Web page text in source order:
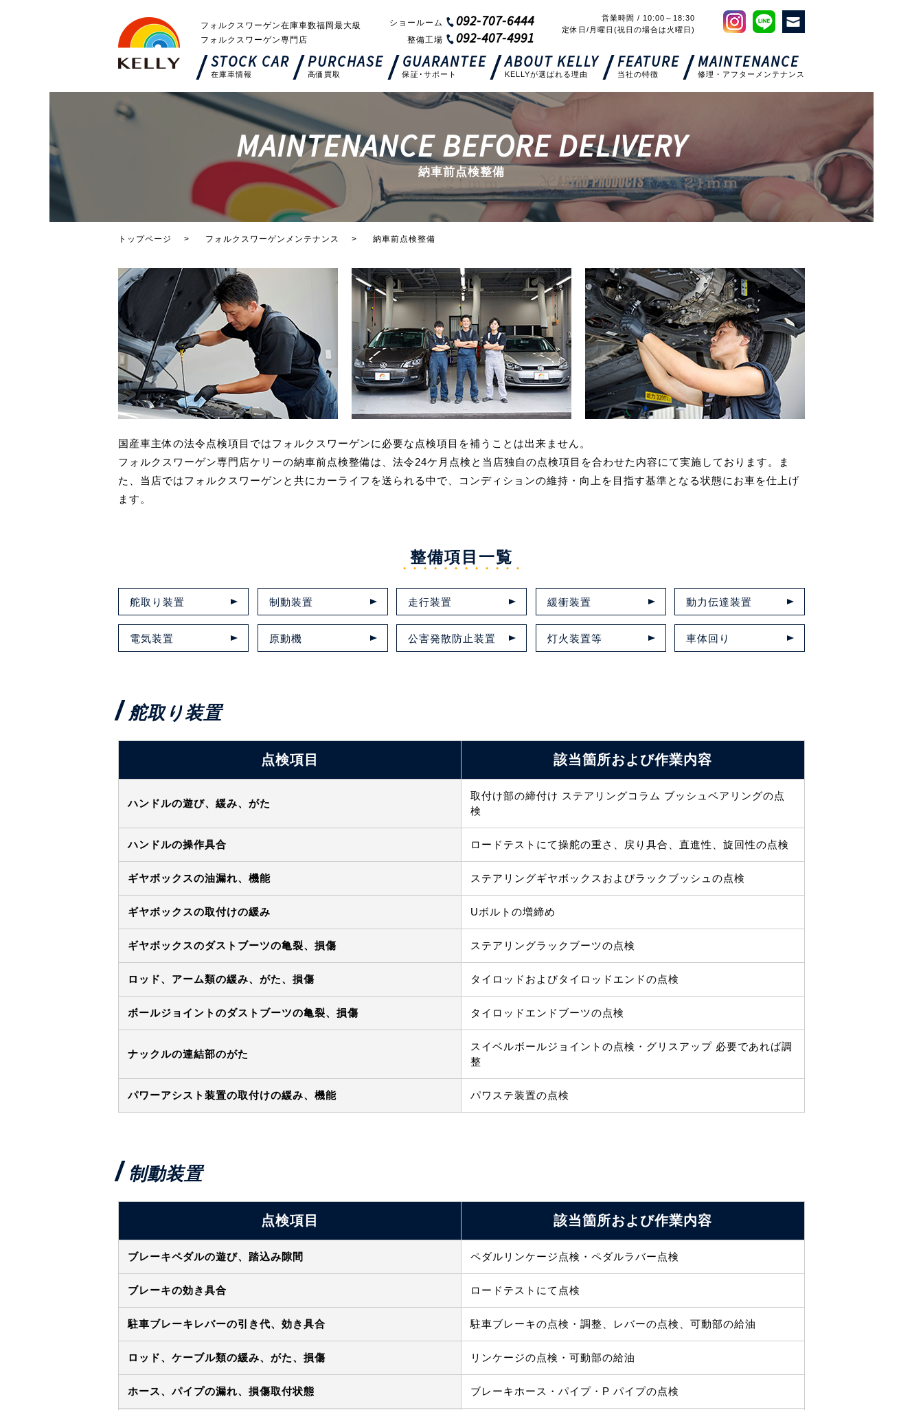
フォルクスワーゲン在庫車数福岡最大級
フォルクスワーゲン専門店
ショールーム 092-707-6444
整備工場 092-407-4991
営業時間 / 10:00～18:30
定休日/月曜日(祝日の場合は火曜日)
STOCK CAR
在庫車情報
PURCHASE
高価買取
GUARANTEE
保証･サポート
ABOUT KELLY
KELLYが選ばれる理由
FEATURE
当社の特徴
MAINTENANCE
修理・アフターメンテナンス
MAINTENANCE BEFORE DELIVERY
納車前点検整備
トップページ フォルクスワーゲンメンテナンス 納車前点検整備
国産車主体の法令点検項目ではフォルクスワーゲンに必要な点検項目を補うことは出来ません。
フォルクスワーゲン専門店ケリーの納車前点検整備は、法令24ケ月点検と当店独自の点検項目を合わせた内容にて実施しております。ま
た、当店ではフォルクスワーゲンと共にカーライフを送られる中で、コンディションの維持・向上を目指す基準となる状態にお車を仕上げ
ます。
整備項目一覧
舵取り装置 制動装置 走行装置 緩衝装置 動力伝達装置
電気装置 原動機 公害発散防止装置 灯火装置等 車体回り
舵取り装置
点検項目 該当箇所および作業内容
ハンドルの遊び、緩み、がた
取付け部の締付け ステアリングコラム ブッシュベアリングの点
検
ハンドルの操作具合 ロードテストにて操舵の重さ、戻り具合、直進性、旋回性の点検
ギヤボックスの油漏れ、機能 ステアリングギヤボックスおよびラックブッシュの点検
ギヤボックスの取付けの緩み Uボルトの増締め
ギヤボックスのダストブーツの亀裂、損傷 ステアリングラックブーツの点検
ロッド、アーム類の緩み、がた、損傷 タイロッドおよびタイロッドエンドの点検
ボールジョイントのダストブーツの亀裂、損傷 タイロッドエンドブーツの点検
ナックルの連結部のがた
スイベルボールジョイントの点検・グリスアップ 必要であれば調
整
パワーアシスト装置の取付けの緩み、機能 パワステ装置の点検
制動装置
点検項目 該当箇所および作業内容
ブレーキペダルの遊び、踏込み隙間 ペダルリンケージ点検・ペダルラバー点検
ブレーキの効き具合 ロードテストにて点検
駐車ブレーキレバーの引き代、効き具合 駐車ブレーキの点検・調整、レバーの点検、可動部の給油
ロッド、ケーブル類の緩み、がた、損傷 リンケージの点検・可動部の給油
ホース、パイプの漏れ、損傷取付状態 ブレーキホース・パイプ・P パイプの点検